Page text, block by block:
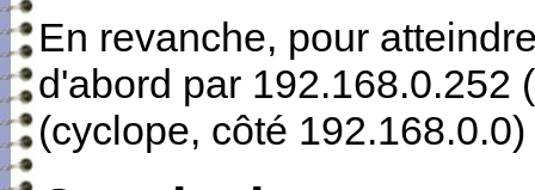
En revanche, pour
d'abord par 192.168.0.252
(cyclope, côté 192.168.0.0)